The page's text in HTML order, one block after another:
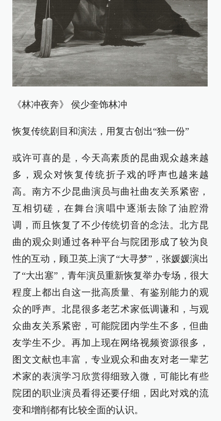
《林冲夜奔》 侯少奎饰林冲
恢复传统剧目和演法，用复古创出“独一份”
或许可喜的是，今天高素质的昆曲观众越来越
多，观众对恢复传统折子戏的呼声也越来越
高。南方不少昆曲演员与曲社曲友关系紧密，
互相切磋，在舞台演唱中逐渐去除了油腔滑
调，而且恢复了不少传统切音的念法。北方昆
曲的观众则通过各种平台与院团形成了较为良
性的互动，顾卫英上演了“大寻梦”，张媛媛演出
了“大出塞”，青年演员重新恢复举办专场，很大
程度上都出自这一批高质量、有鉴别能力的观
众的呼声。北昆很多老艺术家低调谦和，与观
众曲友关系紧密，可能院团内学生不多，但曲
友学生不少。再加上现在网络视频资源很多，
图文文献也丰富，专业观众和曲友对老一辈艺
术家的表演学习欣赏得细致入微，可能比有些
院团的职业演员看得还要仔细，因此对戏的流
变和增削都有比较全面的认识。